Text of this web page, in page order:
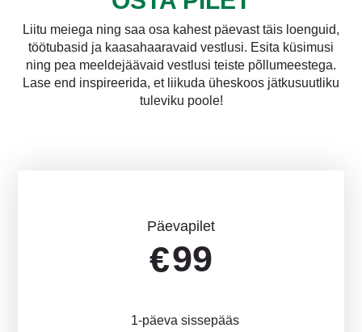
Liitu meiega ning saa osa kahest päevast täis loenguid,
töötubasid ja kaasahaaravaid vestlusi. Esita küsimusi
ning pea meeldejäävaid vestlusi teiste põllumeestega.
Lase end inspireerida, et liikuda üheskoos jätkusuutliku
tuleviku poole!
Päevapilet
€99
1-päeva sissepääs